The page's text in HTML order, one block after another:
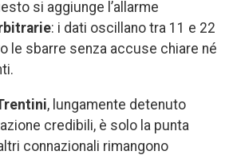
si aggiunge l’allarme
: i dati oscillano tra 11 e 22
le sbarre senza accuse chiare né
, lungamente detenuto
credibili, è solo la punta
connazionali rimangono